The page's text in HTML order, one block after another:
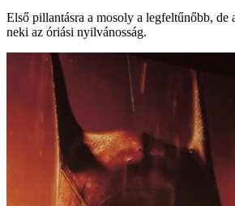
Első pillantásra a mosoly a legfeltűnőbb, de
neki az óriási nyilvánosság.